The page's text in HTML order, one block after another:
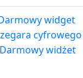
widget
cyfrowego
Darmowy widżet